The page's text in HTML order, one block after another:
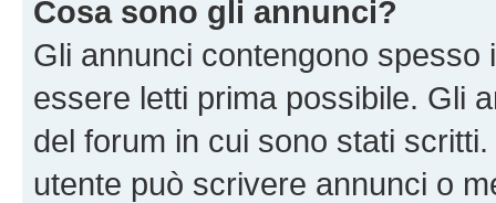
Cosa sono gli annunci?
Gli annunci contengono
essere letti prima possibile. Gli
del forum in cui sono stati
utente può scrivere annunci o